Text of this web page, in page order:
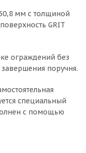
мм с толщиной
GRIT
ограждений без
поручня.
специальный
с помощью